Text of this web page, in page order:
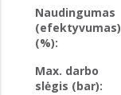
Naudingumas
(efektyvumas)
(%):
Max. darbo
slėgis (bar):